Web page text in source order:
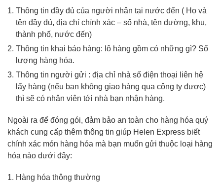
Thông tin đầy đủ của người nhận tại nước đến ( Họ và
tên đầy đủ, địa chỉ chính xác – số nhà, tên đường, khu,
thành phố, nước đến)
Thông tin khai báo hàng: lô hàng gồm có những gì? Số
lượng hàng hóa.
Thông tin người gửi : địa chỉ nhà số điện thoại liên hệ
lấy hàng (nếu bạn không giao hàng qua công ty được)
thì sẽ có nhân viên tới nhà bạn nhận hàng.
Ngoài ra để đóng gói, đảm bảo an toàn cho hàng hóa quý
khách cung cấp thêm thông tin giúp Helen Express biết
chính xác món hàng hóa mà bạn muốn gửi thuộc loại hàng
hóa nào dưới đây:
Hàng hóa thông thường